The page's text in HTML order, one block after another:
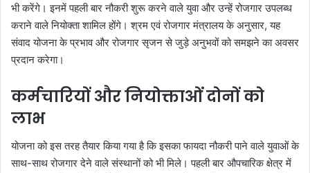
भी करेंगे। इनमें पहली बार नौकरी शुरू करने वाले युवा और उन्हें रोजगार उपलब्ध
कराने वाले नियोक्ता शामिल होंगे। श्रम एवं रोजगार मंत्रालय के अनुसार, यह
संवाद योजना के प्रभाव और रोजगार सृजन से जुड़े अनुभवों को समझने का अवसर
प्रदान करेगा।
कर्मचारियों और नियोक्ताओं दोनों को
लाभ
योजना को इस तरह तैयार किया गया है कि इसका फायदा नौकरी पाने वाले युवाओं के
साथ-साथ रोजगार देने वाले संस्थानों को भी मिले। पहली बार औपचारिक क्षेत्र में